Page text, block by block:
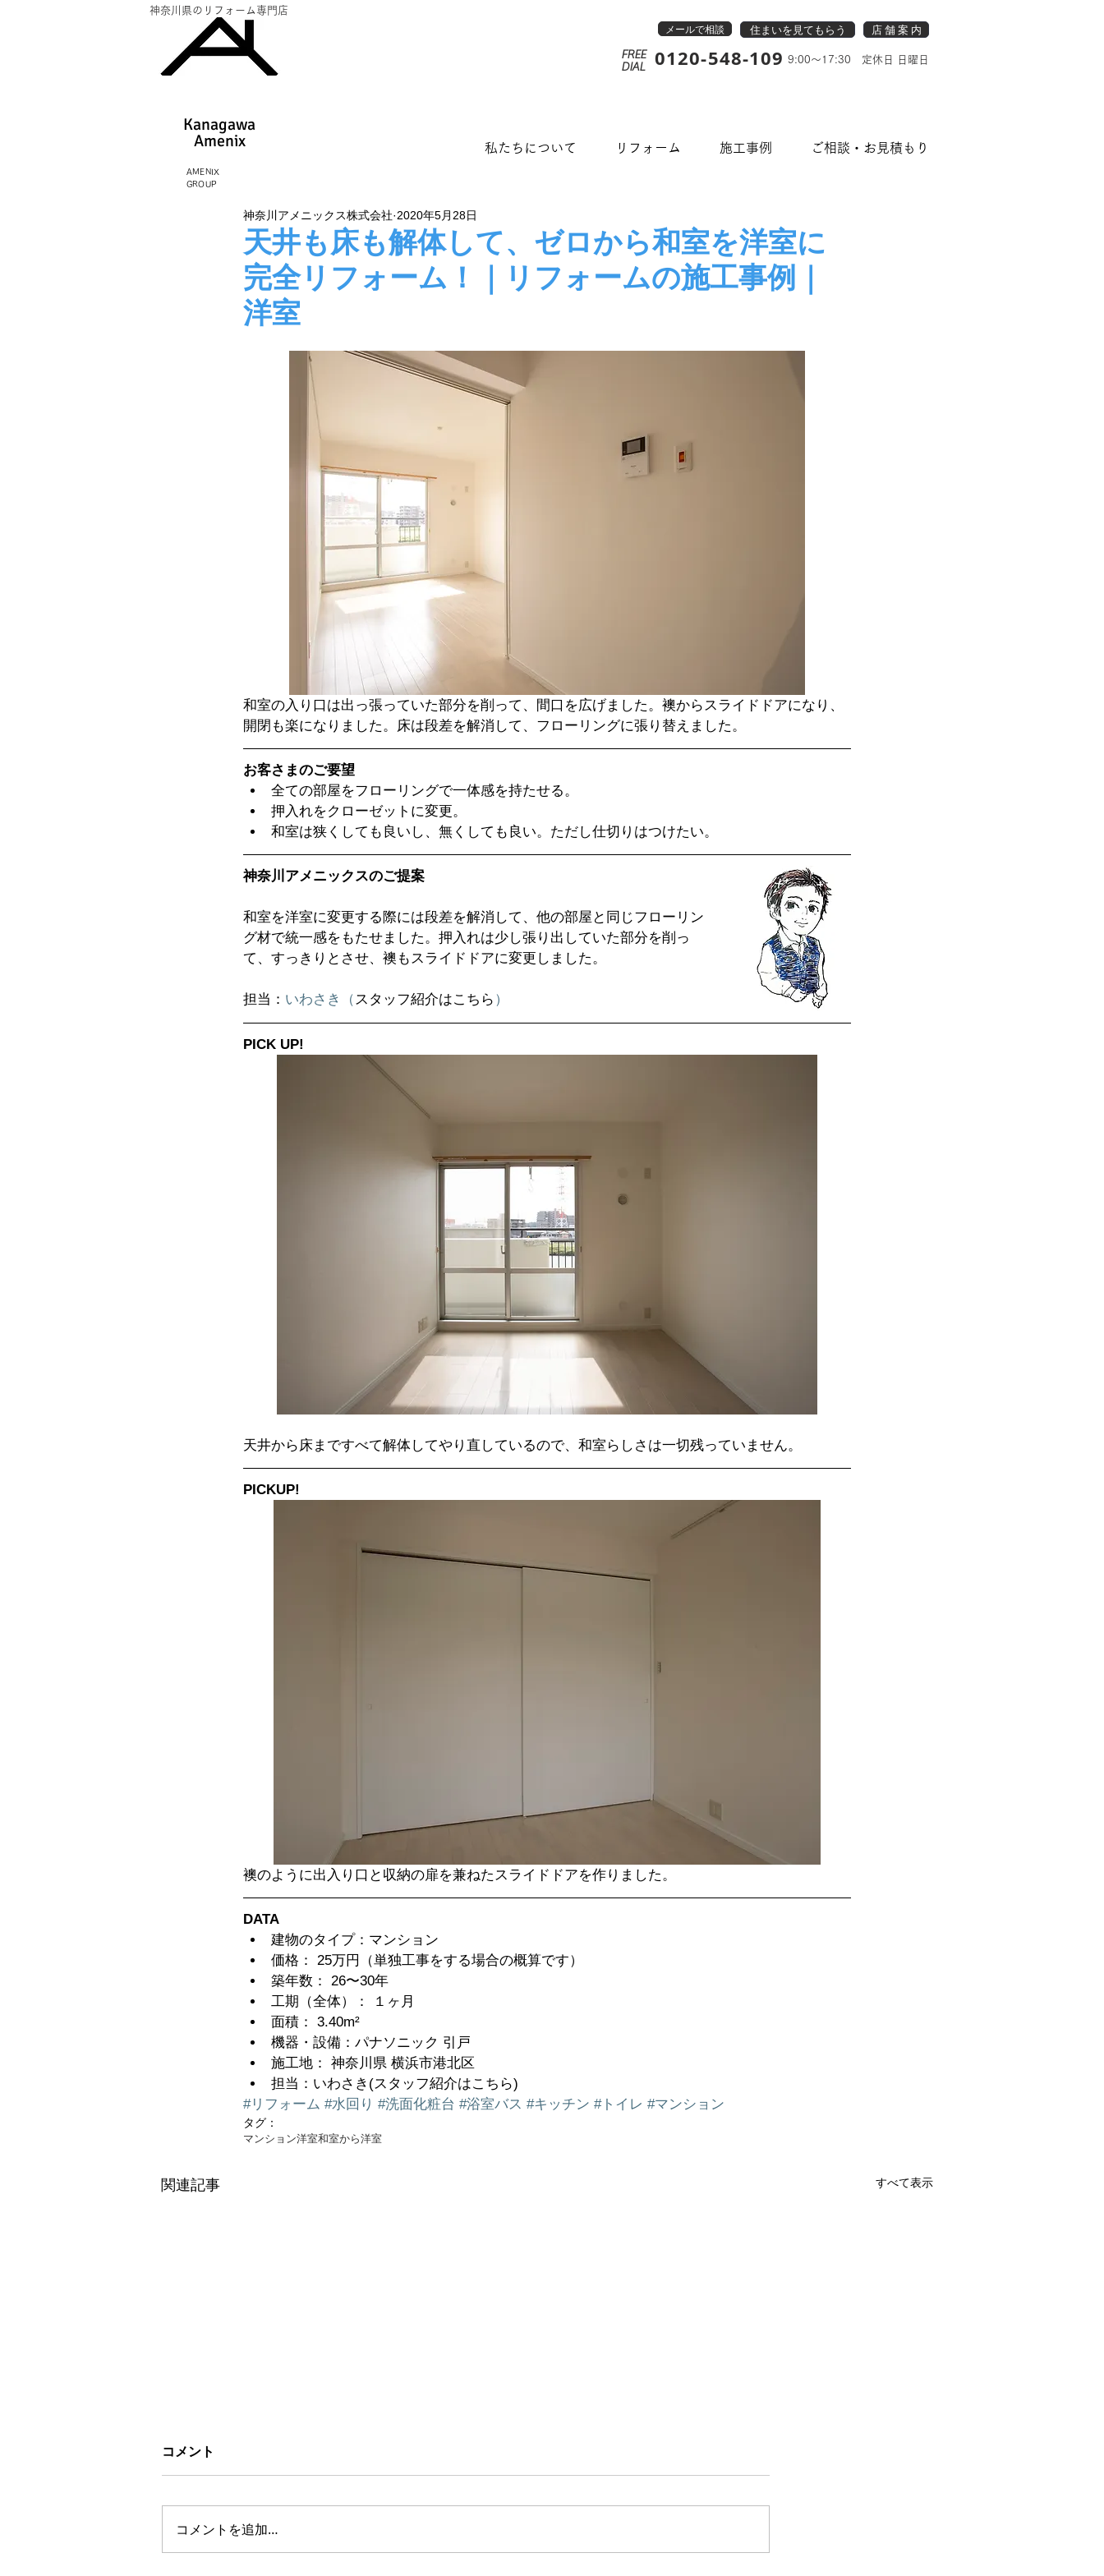
神奈川県のリフォーム専門店
メールで相談 住まいを見てもらう 店 舗 案 内
FREE
​DIAL
0120-548-109 9:00～17:30 定休日 日曜日
Kanagawa
Amenix​
AMENIX
GROUP
私たちについて リフォーム 施工事例 ご相談・お見積もり
天井も床も解体して、ゼロから和室を洋室に
完全リフォーム！｜リフォームの施工事例｜
洋室
神奈川アメニックス株式会社 2020年5月28日
和室の入り口は出っ張っていた部分を削って、間口を広げました。襖からスライドドアになり、
開閉も楽になりました。床は段差を解消して、フローリングに張り替えました。
お客さまのご要望
全ての部屋をフローリングで一体感を持たせる。
押入れをクローゼットに変更。
和室は狭くしても良いし、無くしても良い。ただし仕切りはつけたい。
神奈川アメニックスのご提案
和室を洋室に変更する際には段差を解消して、他の部屋と同じフローリン
グ材で統一感をもたせました。押入れは少し張り出していた部分を削っ
て、すっきりとさせ、襖もスライドドアに変更しました。
担当： いわさき（ スタッフ紹介はこちら ）
PICK UP!
天井から床まですべて解体してやり直しているので、和室らしさは一切残っていません。
PICKUP!
襖のように出入り口と収納の扉を兼ねたスライドドアを作りました。
DATA
建物のタイプ：マンション
価格： 25万円（単独工事をする場合の概算です）
築年数： 26〜30年
工期（全体）： １ヶ月
面積： 3.40m²
機器・設備：パナソニック 引戸
施工地： 神奈川県 横浜市港北区
担当：いわさき(スタッフ紹介はこちら)
#リフォーム #水回り #洗面化粧台 #浴室バス #キッチン #トイレ #マンション
タグ：
マンション洋室和室から洋室
関連記事 すべて表示
コメント
コメントを追加…